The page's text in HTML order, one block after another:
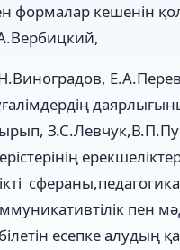
формалар кешенін
пен
есепке алудың